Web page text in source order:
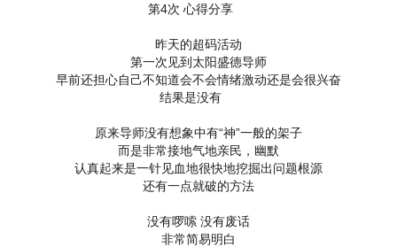
第4次 心得分享
昨天的超码活动
第一次见到太阳盛德导师
早前还担心自己不知道会不会情绪激动还是会很兴奋
结果是没有
原来导师没有想象中有“神”一般的架子
而是非常接地气地亲民，幽默
认真起来是一针见血地很快地挖掘出问题根源
还有一点就破的方法
没有啰嗦 没有废话
非常简易明白